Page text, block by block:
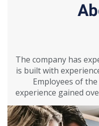
The company has
is built with
Employees of
experience gained